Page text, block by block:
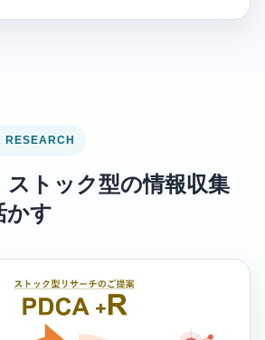
RESEARCH
ストック型の情報収集
かす